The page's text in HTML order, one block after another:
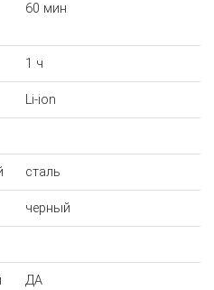
60 мин
1 ч
Li-ion
сталь
черный
ДА